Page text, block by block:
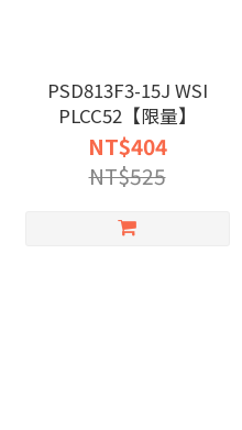
PSD813F3-15J WSI
PLCC52【限量】
NT$404
NT$525